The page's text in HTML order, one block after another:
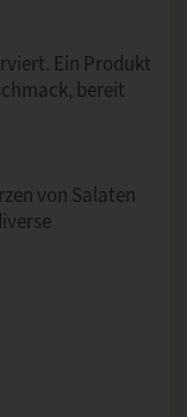
Ein Produkt
bereit
von Salaten